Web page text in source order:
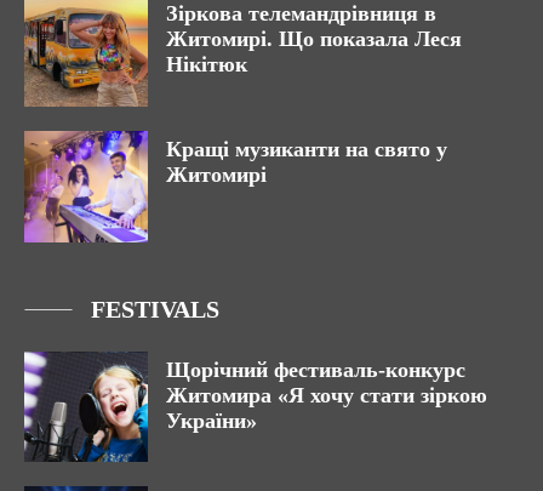
Зіркова телемандрівниця в
Житомирі. Що показала Леся
Нікітюк
Кращі музиканти на свято у
Житомирі
FESTIVALS
Щорічний фестиваль-конкурс
Житомира «Я хочу стати зіркою
України»